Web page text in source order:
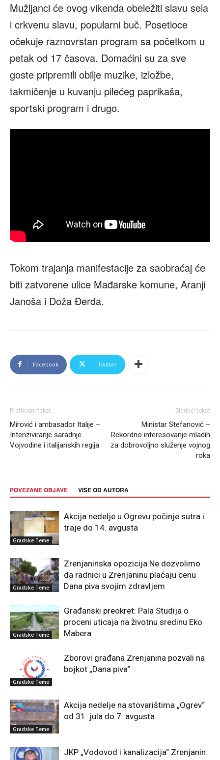
Mužljanci će ovog vikenda obeležiti slavu sela
i crkvenu slavu, popularni buč. Posetioce
očekuje raznovrstan program sa početkom u
petak od 17 časova. Domaćini su za sve
goste pripremili obilje muzike, izložbe,
takmičenje u kuvanju pilećeg paprikaša,
sportski program i drugo.
Tokom trajanja manifestacije za saobraćaj će
biti zatvorene ulice Mađarske komune, Aranji
Janoša i Doža Đerđa.
Facebook Twitter
Prethodni tekst
Mirović i ambasador Italije –
Intenziviranje saradnje
Vojvodine i italijanskih regija
Sledeći tekst
Ministar Stefanović –
Rekordno interesovanje mladih
za dobrovoljno služenje vojnog
roka
POVEZANE OBJAVE VIŠE OD AUTORA
Gradske Teme
Akcija nedelje u Ogrevu počinje sutra i
traje do 14. avgusta
Gradske Teme
Zrenjaninska opozicija:Ne dozvolimo
da radnici u Zrenjaninu plaćaju cenu
Dana piva svojim zdravljem
Gradske Teme
Građanski preokret: Pala Studija o
proceni uticaja na životnu sredinu Eko
Mabera
Gradske Teme
Zborovi građana Zrenjanina pozvali na
bojkot „Dana piva“
Gradske Teme
Akcija nedelje na stovarištima „Ogrev“
od 31. jula do 7. avgusta
JKP „Vodovod i kanalizacija“ Zrenjanin: